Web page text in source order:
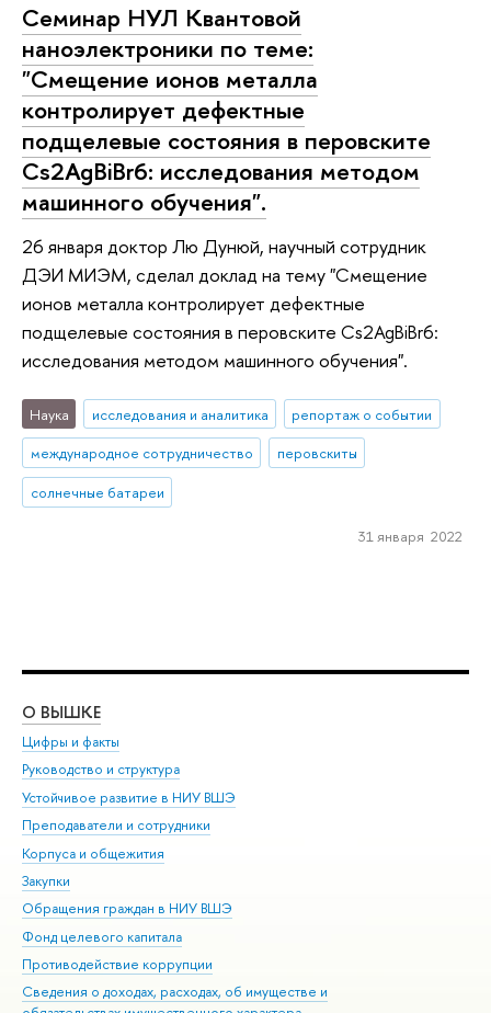
Семинар НУЛ Квантовой
наноэлектроники по теме:
"Смещение ионов металла
контролирует дефектные
подщелевые состояния в перовските
Cs2AgBiBr6: исследования методом
машинного обучения".
26 января доктор Лю Дунюй, научный сотрудник
ДЭИ МИЭМ, сделал доклад на тему "Смещение
ионов металла контролирует дефектные
подщелевые состояния в перовските Cs2AgBiBr6:
исследования методом машинного обучения".
Наука исследования и аналитика
репортаж о событии
международное сотрудничество
перовскиты
солнечные батареи
31 января 2022
О ВЫШКЕ
Цифры и факты
Руководство и структура
Устойчивое развитие в НИУ ВШЭ
Преподаватели и сотрудники
Корпуса и общежития
Закупки
Обращения граждан в НИУ ВШЭ
Фонд целевого капитала
Противодействие коррупции
Сведения о доходах, расходах, об имуществе и